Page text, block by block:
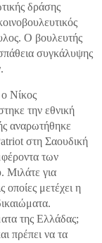
δράσης
Ο βουλευτής
συγκάλυψης
ο Νίκος
την εθνική
αναρωτήθηκε
στη Σαουδική
των
Μιλάτε για
οποίες μετέχει η
της Ελλάδας;
πρέπει να τα